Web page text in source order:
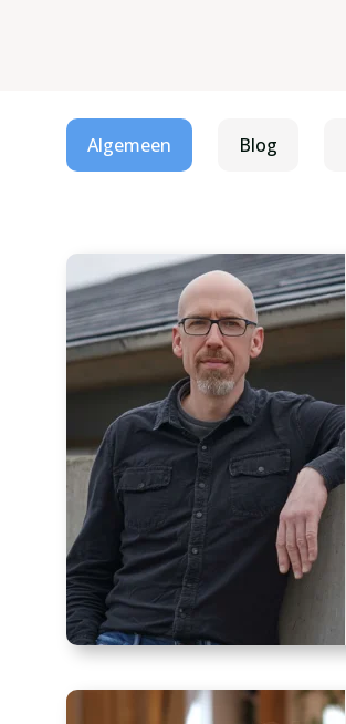
Algemeen Blog